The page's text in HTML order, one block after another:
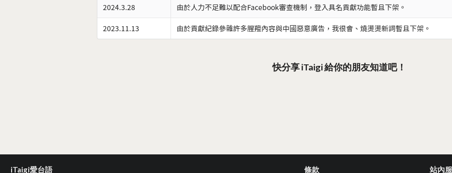
2024.3.28 由於人力不足難以配合Facebook審查機制，登入具名貢獻功能暫且下架。
2023.11.13 由於貢獻紀錄參雜許多腥羶內容與中國惡意廣告，我很會、燒燙燙新詞暫且下架。
快分享 iTaigi 給你的朋友知道吧！
iTaigi愛台語 條款 站內